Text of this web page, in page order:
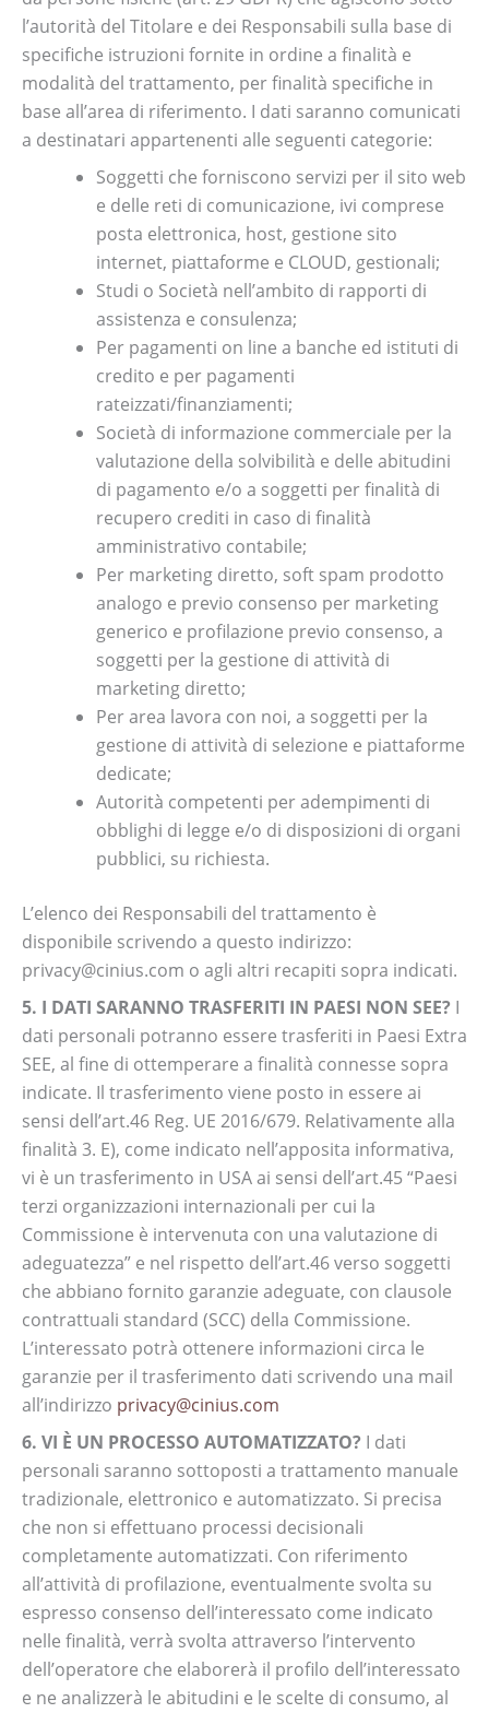
l’autorità del Titolare e dei Responsabili sulla base di
specifiche istruzioni fornite in ordine a finalità e
modalità del trattamento, per finalità specifiche in
base all’area di riferimento. I dati saranno comunicati
a destinatari appartenenti alle seguenti categorie:
Soggetti che forniscono servizi per il sito web
e delle reti di comunicazione, ivi comprese
posta elettronica, host, gestione sito
internet, piattaforme e CLOUD, gestionali;
Studi o Società nell’ambito di rapporti di
assistenza e consulenza;
Per pagamenti on line a banche ed istituti di
credito e per pagamenti
rateizzati/finanziamenti;
Società di informazione commerciale per la
valutazione della solvibilità e delle abitudini
di pagamento e/o a soggetti per finalità di
recupero crediti in caso di finalità
amministrativo contabile;
Per marketing diretto, soft spam prodotto
analogo e previo consenso per marketing
generico e profilazione previo consenso, a
soggetti per la gestione di attività di
marketing diretto;
Per area lavora con noi, a soggetti per la
gestione di attività di selezione e piattaforme
dedicate;
Autorità competenti per adempimenti di
obblighi di legge e/o di disposizioni di organi
pubblici, su richiesta.
L’elenco dei Responsabili del trattamento è
disponibile scrivendo a questo indirizzo:
privacy@cinius.com o agli altri recapiti sopra indicati.
5. I DATI SARANNO TRASFERITI IN PAESI NON SEE? I
dati personali potranno essere trasferiti in Paesi Extra
SEE, al fine di ottemperare a finalità connesse sopra
indicate. Il trasferimento viene posto in essere ai
sensi dell’art.46 Reg. UE 2016/679. Relativamente alla
finalità 3. E), come indicato nell’apposita informativa,
vi è un trasferimento in USA ai sensi dell’art.45 “Paesi
terzi organizzazioni internazionali per cui la
Commissione è intervenuta con una valutazione di
adeguatezza” e nel rispetto dell’art.46 verso soggetti
che abbiano fornito garanzie adeguate, con clausole
contrattuali standard (SCC) della Commissione.
L’interessato potrà ottenere informazioni circa le
garanzie per il trasferimento dati scrivendo una mail
all’indirizzo privacy@cinius.com
6. VI È UN PROCESSO AUTOMATIZZATO? I dati
personali saranno sottoposti a trattamento manuale
tradizionale, elettronico e automatizzato. Si precisa
che non si effettuano processi decisionali
completamente automatizzati. Con riferimento
all’attività di profilazione, eventualmente svolta su
espresso consenso dell’interessato come indicato
nelle finalità, verrà svolta attraverso l’intervento
dell’operatore che elaborerà il profilo dell’interessato
e ne analizzerà le abitudini e le scelte di consumo, al